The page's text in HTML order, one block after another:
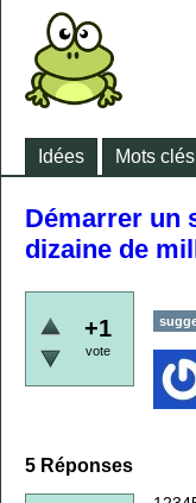
Idées Mots clés
Démarrer un
dizaine de
+1
vote
5 Réponses